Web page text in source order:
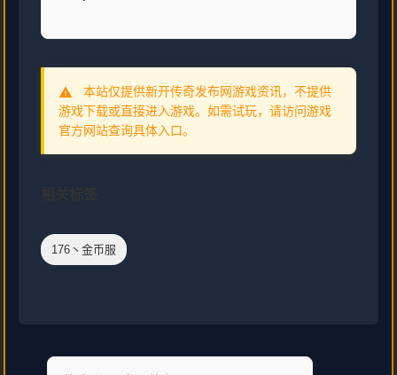
warning
本站仅提供新开传奇发布网游戏资讯，不提供
游戏下载或直接进入游戏。如需试玩，请访问游戏
官方网站查询具体入口。
176丶金币服